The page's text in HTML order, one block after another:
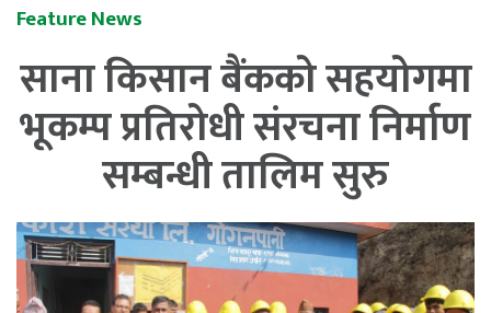
Feature News
साना किसान बैंकको सहयोगमा
भूकम्प प्रतिरोधी संरचना निर्माण
सम्बन्धी तालिम सुरु